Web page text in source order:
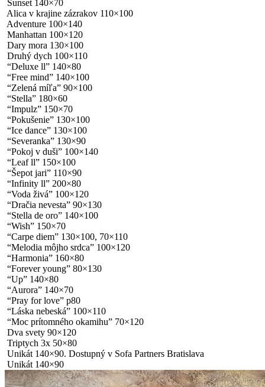
Sunset 140×70
Alica v krajine zázrakov 110×100
Adventure 100×140
Manhattan 100×120
Dary mora 130×100
Druhý dych 100×110
“Deluxe ll” 140×80
“Free mind” 140×100
“Zelená míľa” 90×100
“Stella” 180×60
“Impulz” 150×70
“Pokušenie” 130×100
“Ice dance” 130×100
“Severanka” 130×90
“Pokoj v duši” 100×140
“Leaf ll” 150×100
“Šepot jari” 110×90
“Infinity ll” 200×80
“Voda živá” 100×120
“Dračia nevesta” 90×130
“Stella de oro” 140×100
“Wish” 150×70
“Carpe diem” 130×100, 70×110
“Melodia môjho srdca” 100×120
“Harmonia” 160×80
“Forever young” 80×130
“Up” 140×80
“Aurora” 140×70
“Pray for love” p80
“Láska nebeská” 100×110
“Moc prítomného okamihu” 70×120
Dva svety 90×120
Triptych 3x 50×80
Unikát 140×90. Dostupný v Sofa Partners Bratislava
Unikát 140×90